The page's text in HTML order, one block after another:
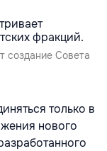
создание Совета
только в
нового